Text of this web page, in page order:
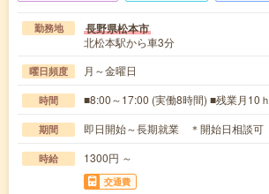
勤務地 長野県松本市
北松本駅から車3分
曜日頻度 月～金曜日
時間 ■8:00～17:00 (実働8時間) ■残業月10ｈ
期間 即日開始～長期就業 ＊開始日相談可
時給 1300円 ～
交通費